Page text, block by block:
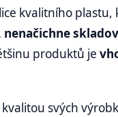
kvalitního plastu,
produktů je
svých